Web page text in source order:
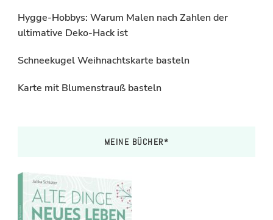
Hygge-Hobbys: Warum Malen nach Zahlen der
ultimative Deko-Hack ist
Schneekugel Weihnachtskarte basteln
Karte mit Blumenstrauß basteln
MEINE BÜCHER*